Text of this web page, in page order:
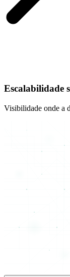
Escalabilidade
Visibilidade onde a